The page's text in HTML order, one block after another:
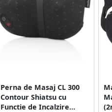
Perna de Masaj CL 300
Contour Shiatsu cu
Functie de Incalzire